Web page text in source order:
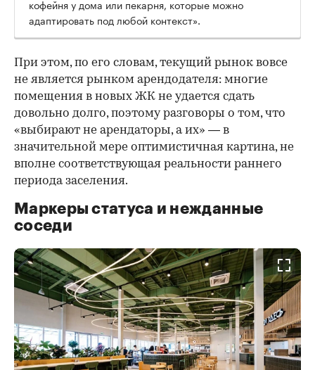
кофейня у дома или пекарня, которые можно
адаптировать под любой контекст».
При этом, по его словам, текущий рынок вовсе
не является рынком арендодателя: многие
помещения в новых ЖК не удается сдать
довольно долго, поэтому разговоры о том, что
«выбирают не арендаторы, а их» — в
значительной мере оптимистичная картина, не
вполне соответствующая реальности раннего
периода заселения.
Маркеры статуса и нежданные
соседи